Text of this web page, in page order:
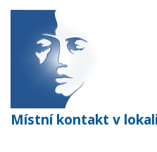
Místní kontakt v